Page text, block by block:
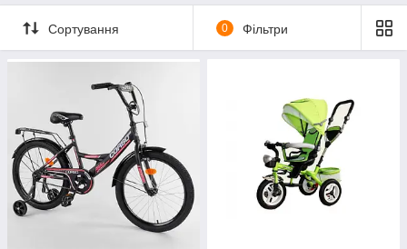
Сортування 0 Фільтри